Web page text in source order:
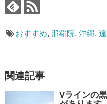
おすすめ, 那覇院, 沖縄,
関連記事
Vラインの